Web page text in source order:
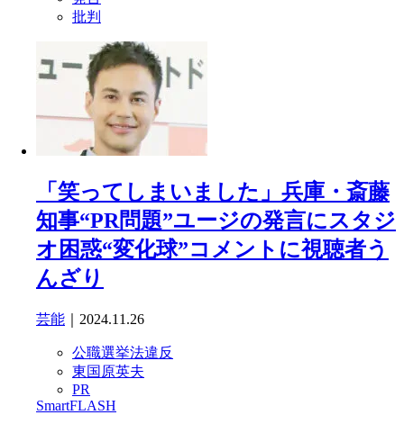
批判
「笑ってしまいました」兵庫・斎藤
知事“PR問題”ユージの発言にスタジ
オ困惑“変化球”コメントに視聴者う
んざり
芸能 ｜2024.11.26
公職選挙法違反
東国原英夫
PR
SmartFLASH